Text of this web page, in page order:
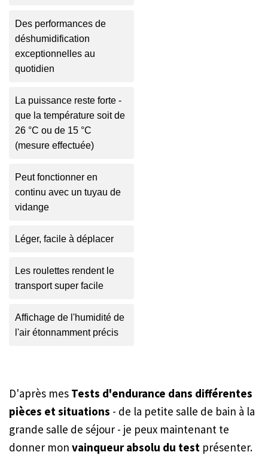
Des performances de
déshumidification
exceptionnelles au
quotidien
La puissance reste forte -
que la température soit de
26 °C ou de 15 °C
(mesure effectuée)
Peut fonctionner en
continu avec un tuyau de
vidange
Léger, facile à déplacer
Les roulettes rendent le
transport super facile
Affichage de l'humidité de
l'air étonnamment précis
D'après mes Tests d'endurance dans différentes
pièces et situations - de la petite salle de bain à la
grande salle de séjour - je peux maintenant te
donner mon vainqueur absolu du test présenter.